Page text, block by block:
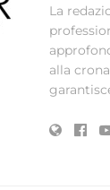
La
alla